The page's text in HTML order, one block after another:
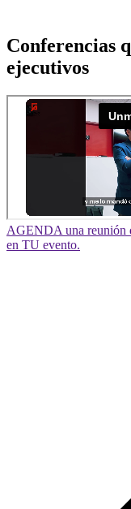
Conferencias
ejecutivos
AGENDA una reunión
en TU evento.